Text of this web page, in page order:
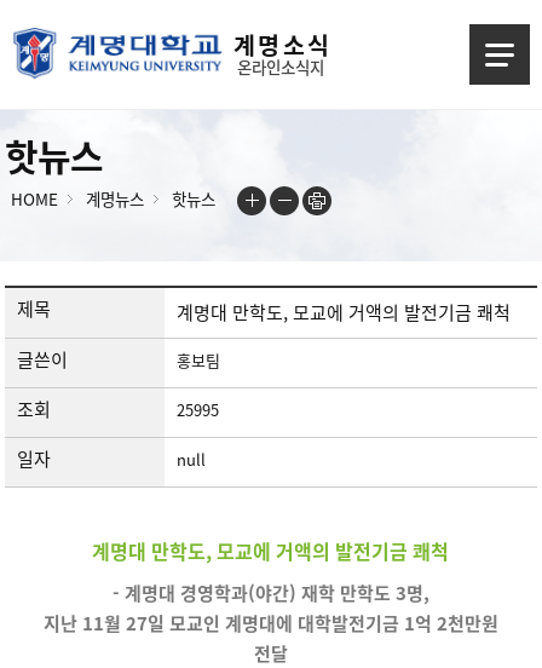
계 명 소 식
온라인소식지
핫뉴스
HOME 계명뉴스 핫뉴스
제목
계명대 만학도, 모교에 거액의 발전기금 쾌척
글쓴이
홍보팀
조회 25995
일자 null
계명대 만학도, 모교에 거액의 발전기금 쾌척
- 계명대 경영학과(야간) 재학 만학도 3명,
지난 11월 27일 모교인 계명대에 대학발전기금 1억 2천만원
전달